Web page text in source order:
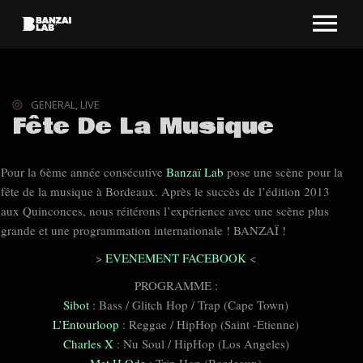
GENERAL, LIVE
Fête De La Musique
Pour la 6ème année consécutive Banzaï Lab pose une scène pour la
fête de la musique à Bordeaux. Après le succès de l’édition 2013
aux Quinconces, nous réitérons l’expérience avec une scène plus
grande et une programmation internationale ! BANZAÏ !
> EVENEMENT FACEBOOK <
PROGRAMME :
Sibot : Bass / Glitch Hop / Trap (Cape Town)
L’Entourloop : Reggae / HipHop (Saint -Etienne)
Charles X: Nu Soul / HipHop (Los Angeles)